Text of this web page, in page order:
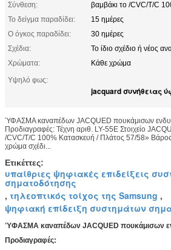
Σύνθεση:
βαμβάκι το /CVC/T/C
Το δείγμα παραδίδει:
15 ημέρες
Ο όγκος παραδίδει:
30 ημέρες
Σχέδια:
Το ίδιο σχέδιο ή νέος
Χρώματα:
Κάθε χρώμα
Υψηλό φως:
jacquard συνήθειας
ΎΦΑΣΜΑ καναπέδων JACQUED πουκάμισων
Προδιαγραφές: Τέχνη αριθ. LY-55E Στοιχείο
/CVC/T/C 100% Κατασκευή / Πλάτος 57/58»
χρώμα σχέδι...
Ετικέττες:
υπαίθριες ψηφιακές επιδείξεις
σηματοδότησης
, τηλεοπτικός τοίχος της Samsung ,
ψηφιακή επίδειξη συστημάτων
ΎΦΑΣΜΑ καναπέδων JACQUED πουκάμισων
Προδιαγραφές: